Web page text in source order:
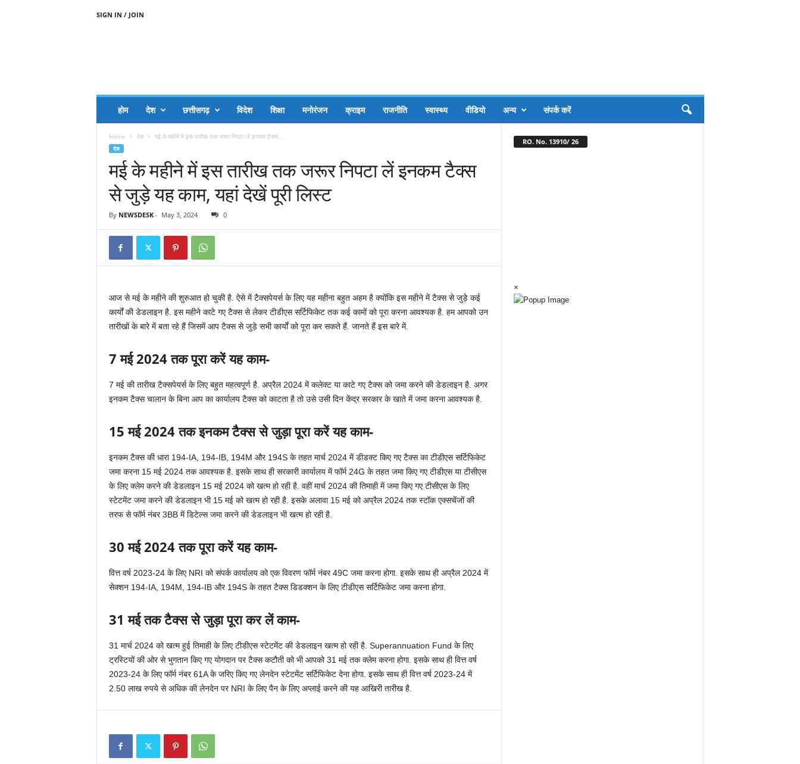
SIGN IN / JOIN
होम देश छत्तीसगढ़ विदेश शिक्षा मनोरंजन क्राइम राजनीति स्वास्थ्य वीडियो अन्य संपर्क करें
Home देश मई के महीने में इस तारीख तक जरूर निपटा लें इनकम टैक्स...
देश
मई के महीने में इस तारीख तक जरूर निपटा लें इनकम टैक्स
से जुड़े यह काम, यहां देखें पूरी लिस्ट
By NEWSDESK- May 3, 2024 0
आज से मई के महीने की शुरुआत हो चुकी है. ऐसे में टैक्सपेयर्स के लिए यह महीना बहुत अहम है क्योंकि इस महीने में टैक्स से जुड़े कई
कार्यों की डेडलाइन है. इस महीने काटे गए टैक्स से लेकर टीडीएस सर्टिफिकेट तक कई कामों को पूरा करना आवश्यक है. हम आपको उन
तारीखों के बारे में बता रहे हैं जिसमें आप टैक्स से जुड़े सभी कार्यों को पूरा कर सकते हैं. जानते हैं इस बारे में.
7 मई 2024 तक पूरा करें यह काम-
7 मई की तारीख टैक्सपेयर्स के लिए बहुत महत्वपूर्ण है. अप्रैल 2024 में कलेक्ट या काटे गए टैक्स को जमा करने की डेडलाइन है. अगर
इनकम टैक्स चालान के बिना आप का कार्यालय टैक्स को काटता है तो उसे उसी दिन केंद्र सरकार के खाते में जमा करना आवश्यक है.
15 मई 2024 तक इनकम टैक्स से जुड़ा पूरा करें यह काम-
इनकम टैक्स की धारा 194-IA, 194-IB, 194M और 194S के तहत मार्च 2024 में डीडक्ट किए गए टैक्स का टीडीएस सर्टिफिकेट
जमा करना 15 मई 2024 तक आवश्यक है. इसके साथ ही सरकारी कार्यालय में फॉर्म 24G के तहत जमा किए गए टीडीएस या टीसीएस
के लिए क्लेम करने की डेडलाइन 15 मई 2024 को खत्म हो रही है. वहीं मार्च 2024 की तिमाही में जमा किए गए टीसीएस के लिए
स्टेटमेंट जमा करने की डेडलाइन भी 15 मई को खत्म हो रही है. इसके अलावा 15 मई को अप्रैल 2024 तक स्टॉक एक्सचेंजों की
तरफ से फॉर्म नंबर 3BB में डिटेल्स जमा करने की डेडलाइन भी खत्म हो रही है.
30 मई 2024 तक पूरा करें यह काम-
वित्त वर्ष 2023-24 के लिए NRI को संपर्क कार्यालय को एक विवरण फॉर्म नंबर 49C जमा करना होगा. इसके साथ ही अप्रैल 2024 में
सेक्शन 194-IA, 194M, 194-IB और 194S के तहत टैक्स डिडक्शन के लिए टीडीएस सर्टिफिकेट जमा करना होगा.
31 मई तक टैक्स से जुड़ा पूरा कर लें काम-
31 मार्च 2024 को खत्म हुई तिमाही के लिए टीडीएस स्टेटमेंट की डेडलाइन खत्म हो रही है. Superannuation Fund के लिए
ट्रस्टियों की ओर से भुगतान किए गए योगदान पर टैक्स कटौती को भी आपको 31 मई तक क्लेम करना होगा. इसके साथ ही वित्त वर्ष
2023-24 के लिए फॉर्म नंबर 61A के जरिए किए गए लेनदेन स्टेटमेंट सर्टिफिकेट देना होगा. इसके साथ ही वित्त वर्ष 2023-24 में
2.50 लाख रुपये से अधिक की लेनदेन पर NRI के लिए पैन के लिए अप्लाई करने की यह आखिरी तारीख है.
RO. No. 13910/ 26
×